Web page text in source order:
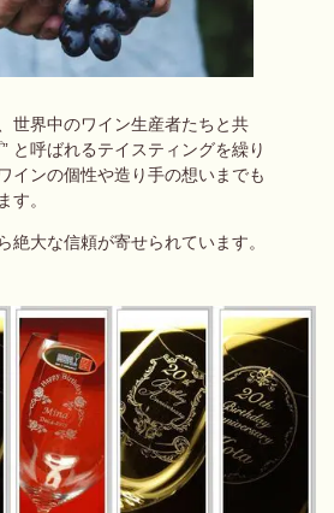
世界中のワイン生産者たちと共
と呼ばれる テイスティングを繰り
ワインの個性や造り手の想いまでも
す。
絶大な信頼が寄せられています。